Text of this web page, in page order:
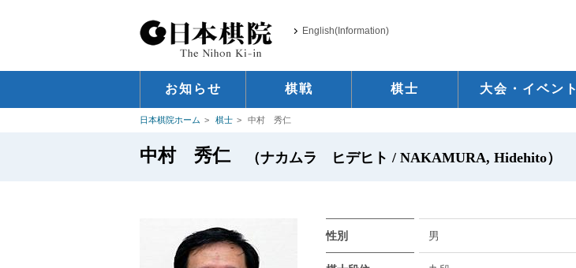
English(Information)
お知らせ 棋戦 棋士 大会・イベント
日本棋院ホーム 棋士 中村 秀仁
中村 秀仁 （ナカムラ ヒデヒト / NAKAMURA, Hidehito）
性別 男